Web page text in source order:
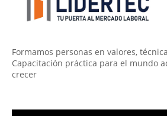
Formamos personas en valores,
Capacitación práctica para el mundo
crecer